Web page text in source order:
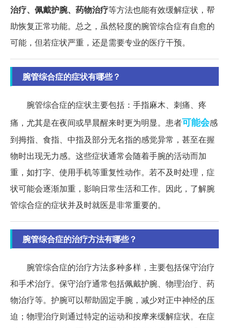
治疗、佩戴护腕、药物治疗等方法也能有效缓解症状，帮
助恢复正常功能。总之，虽然轻度的腕管综合症有自愈的
可能，但若症状严重，还是需要专业的医疗干预。
腕管综合症的症状有哪些？
腕管综合症的症状主要包括：手指麻木、刺痛、疼
痛，尤其是在夜间或早晨醒来时更为明显。患者可能会感
到拇指、食指、中指及部分无名指的感觉异常，甚至在握
物时出现无力感。这些症状通常会随着手腕的活动而加
重，如打字、使用手机等重复性动作。若不及时处理，症
状可能会逐渐加重，影响日常生活和工作。因此，了解腕
管综合症的症状并及时就医是非常重要的。
腕管综合症的治疗方法有哪些？
腕管综合症的治疗方法多种多样，主要包括保守治疗
和手术治疗。保守治疗通常包括佩戴护腕、物理治疗、药
物治疗等。护腕可以帮助固定手腕，减少对正中神经的压
迫；物理治疗则通过特定的运动和按摩来缓解症状。在症